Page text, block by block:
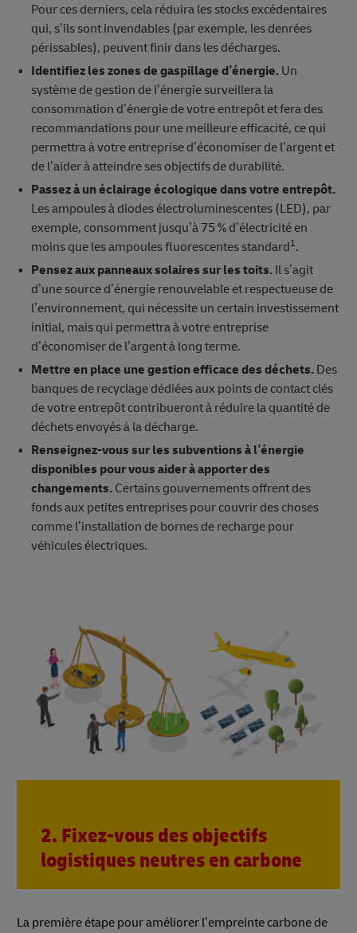
Pour ces derniers, cela réduira les stocks excédentaires
qui, s’ils sont invendables (par exemple, les denrées
périssables), peuvent finir dans les décharges.
Identifiez les zones de gaspillage d’énergie.Un
système de gestion de l’énergie surveillera la
consommation d’énergie de votre entrepôt et fera des
recommandations pour une meilleure efficacité, ce qui
permettra à votre entreprise d’économiser de l’argent et
de l’aider à atteindre ses objectifs de durabilité.
Passez à un éclairage écologique dans votre entrepôt.
Les ampoules à diodes électroluminescentes (LED), par
exemple, consomment jusqu’à 75 % d’électricité en
moins que les ampoules fluorescentes standard1.
Pensez aux panneaux solaires sur les toits. Il s’agit
d’une source d’énergie renouvelable et respectueuse de
l’environnement, qui nécessite un certain investissement
initial, mais qui permettra à votre entreprise
d’économiser de l’argent à long terme.
Mettre en place une gestion efficace des déchets.Des
banques de recyclage dédiées aux points de contact clés
de votre entrepôt contribueront à réduire la quantité de
déchets envoyés à la décharge.
Renseignez-vous sur les subventions à l’énergie
disponibles pour vous aider à apporter des
changements. Certains gouvernements offrent des
fonds aux petites entreprises pour couvrir des choses
comme l’installation de bornes de recharge pour
véhicules électriques.
2. Fixez-vous des objectifs
logistiques neutres en carbone
La première étape pour améliorer l’empreinte carbone de